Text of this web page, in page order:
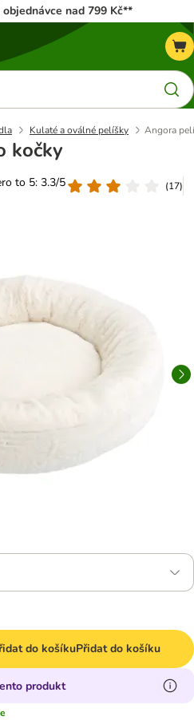
nad 799 Kč**
Kulaté a oválné pelíšky Angora
kočky
to 5: 3.3/5
(17)
do košíkuPřidat do košíku
produkt